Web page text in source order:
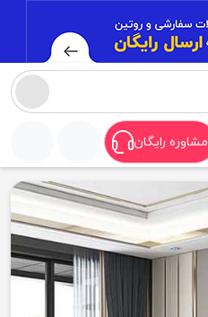
مشاوره رایگان